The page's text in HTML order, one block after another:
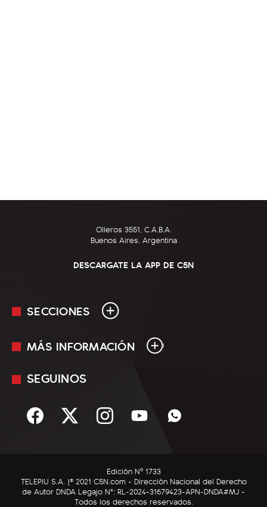
Olleros 3551, C.A.B.A.
Buenos Aires, Argentina
DESCARGATE LA APP DE C5N
SECCIONES
En Vivo
Sociedad
C5N Autos
RatingCero
MÁS INFORMACIÓN
Mediakit
Términos y condiciones
SEGUINOS
Edición Nº 1733
TELEPIU S.A. |© 2021 C5N.com - Dirección Nacional del Derecho
de Autor DNDA Legajo N°: RL-2024-31679423-APN-DNDA#MJ -
Todos los derechos reservados.